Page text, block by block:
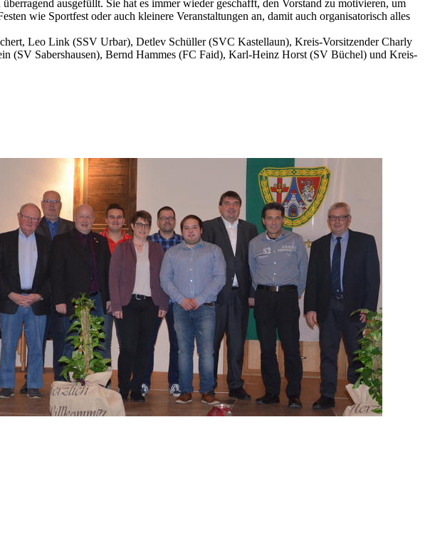
ausgefüllt. Sie hat es immer wieder geschafft, den Vorstand zu motivieren, um
wie Sportfest oder auch kleinere Veranstaltungen an, damit auch organisatorisch alles
Leo Link (SSV Urbar), Detlev Schüller (SVC Kastellaun), Kreis-Vorsitzender Charly
(SV Sabershausen), Bernd Hammes (FC Faid), Karl-Heinz Horst (SV Büchel) und Kreis-